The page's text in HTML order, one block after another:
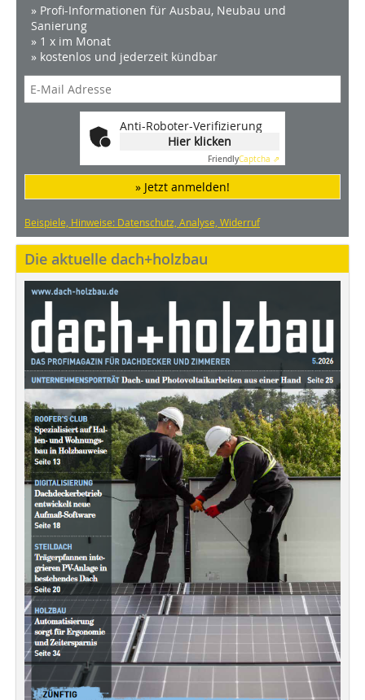
» Profi-Informationen für Ausbau, Neubau und
Sanierung
» 1 x im Monat
» kostenlos und jederzeit kündbar
Anti-Roboter-Verifizierung
Hier klicken
FriendlyCaptcha ⇗
» Jetzt anmelden!
Beispiele, Hinweise: Datenschutz, Analyse, Widerruf
Die aktuelle dach+holzbau